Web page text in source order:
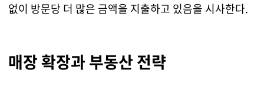
없이 방문당 더 많은 금액을 지출하고 있음을 시사한다.
매장 확장과 부동산 전략